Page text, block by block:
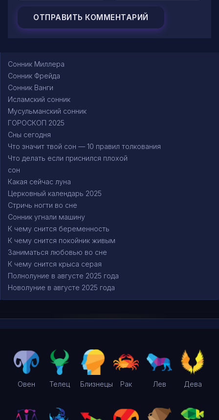
Сонник Миллера
Сонник Фрейда
Сонник Ванги
Исламский сонник
Мусульманский сонник
ГОРОСКОП 2025
Сны сегодня
Что значит твой сон — 10 правил толкования
Что делать если приснился плохой
сон
Какая сейчас луна
Церковный календарь 2025
Стричь ногти во сне
Сонник угнали машину
К чему снится беременность
К чему снится покойник живым
Заниматься любовью во сне
К чему снится крыса серая
Полнолуние в августе 2025 года
Новолуние в августе 2025 года
Овен Телец Близнецы Рак Лев Дева